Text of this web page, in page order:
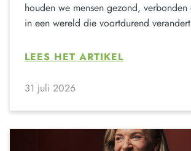
houden we mensen gezond, verbonden
in een wereld die voortdurend
LEES HET ARTIKEL
31 juli 2026